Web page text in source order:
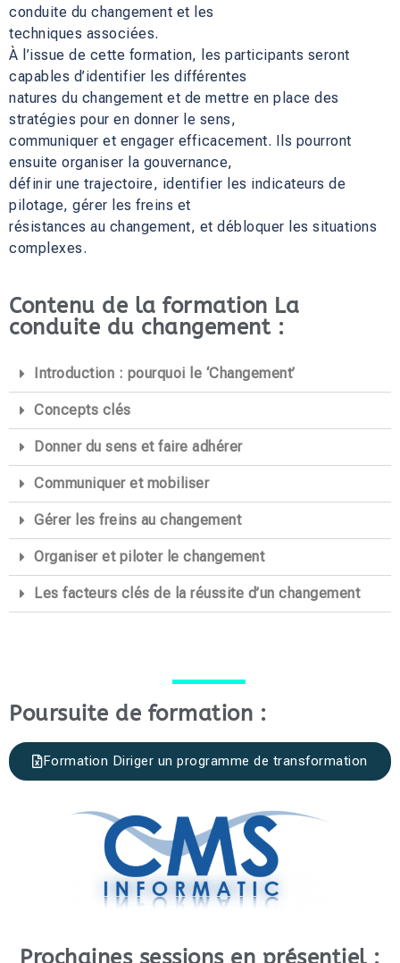
conduite du changement et les
techniques associées.
À l’issue de cette formation, les participants seront
capables d’identifier les différentes
natures du changement et de mettre en place des
stratégies pour en donner le sens,
communiquer et engager efficacement. Ils pourront
ensuite organiser la gouvernance,
définir une trajectoire, identifier les indicateurs de
pilotage, gérer les freins et
résistances au changement, et débloquer les situations
complexes.
Contenu de la formation La
conduite du changement :
Introduction : pourquoi le ‘Changement’
Concepts clés
Donner du sens et faire adhérer
Communiquer et mobiliser
Gérer les freins au changement
Organiser et piloter le changement
Les facteurs clés de la réussite d’un changement
Poursuite de formation :
Formation Diriger un programme de transformation
Prochaines sessions en présentiel :